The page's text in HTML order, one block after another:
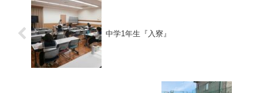
中学1年生『入寮』